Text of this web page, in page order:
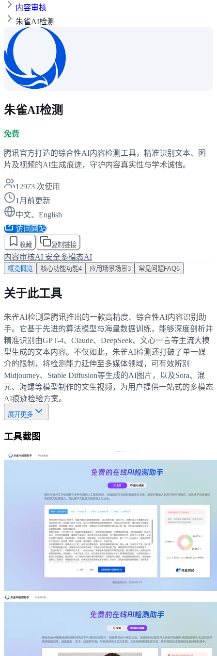
内容审核
朱雀AI检测
朱雀AI检测
免费
腾讯官方打造的综合性AI内容检测工具，精准识别文本、图
片及视频的AI生成痕迹，守护内容真实性与学术诚信。
12973 次使用
1月前更新
中文、English
访问网站
收藏 复制链接
内容审核AI 安全多模态AI
概览概览 核心功能功能4 应用场景场景3 常见问题 FAQ6
关于此工具
朱雀AI检测是腾讯推出的一款高精度、综合性AI内容识别助
手。它基于先进的算法模型与海量数据训练，能够深度剖析并
精准识别由GPT-4、Claude、DeepSeek、文心一言等主流大模
型生成的文本内容。不仅如此，朱雀AI检测还打破了单一媒
介的限制，将检测能力延伸至多媒体领域，可有效辨别
Midjourney、Stable Diffusion等生成的AI图片，以及Sora、混
元、海螺等模型制作的文生视频，为用户提供一站式的多模态
AI痕迹检验方案。
展开更多
工具截图